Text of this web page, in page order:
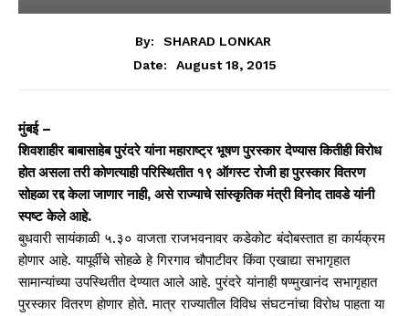
By:
SHARAD LONKAR
Date:
August 18, 2015
मुंबई –
शिवशाहीर बाबासाहेब पुरंदरे यांना महाराष्ट्र भूषण पुरस्कार देण्यास कितीही विरोध
होत असला तरी कोणत्याही परिस्थितीत १९ ऑगस्ट रोजी हा पुरस्कार वितरण
सोहळा रद्द केला जाणार नाही, असे राज्याचे सांस्कृतिक मंत्री विनोद तावडे यांनी
स्पष्ट केले आहे.
बुधवारी सायंकाळी ५.३० वाजता राजभवनावर कडेकोट बंदोबस्तात हा कार्यक्रम
होणार आहे. यापूर्वीचे सोहळे हे गिरगाव चौपाटीवर किंवा एखाद्या सभागृहात
सामान्यांच्या उपस्थितीत देण्यात आले आहे. पुरंदरे यांनाही षण्मुखानंद सभागृहात
पुरस्कार वितरण हाेणार हाेते. मात्र राज्यातील विविध संघटनांचा विरोध पाहता या